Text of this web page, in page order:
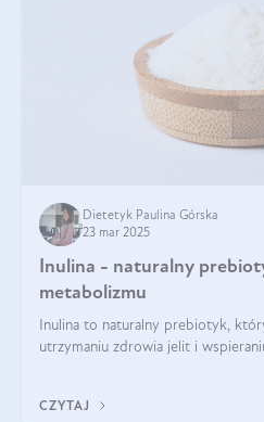
Dietetyk Paulina Górska
23 mar 2025
Inulina - naturalny
metabolizmu
Inulina to naturalny prebiotyk,
utrzymaniu zdrowia jelit i
CZYTAJ